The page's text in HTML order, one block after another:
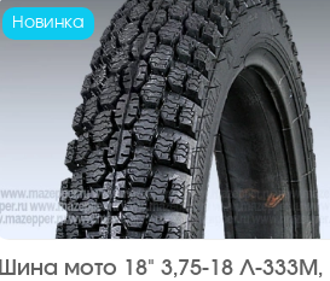
Новинка
Шина мото 18" 3,75-18 Л-333М,